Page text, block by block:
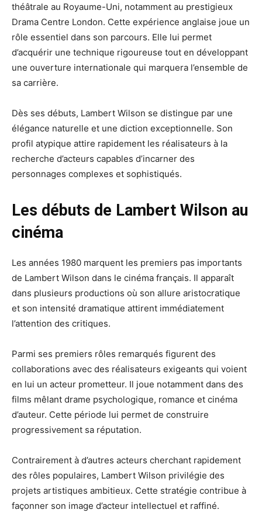
théâtrale au Royaume-Uni, notamment au prestigieux
Drama Centre London. Cette expérience anglaise joue un
rôle essentiel dans son parcours. Elle lui permet
d’acquérir une technique rigoureuse tout en développant
une ouverture internationale qui marquera l’ensemble de
sa carrière.
Dès ses débuts, Lambert Wilson se distingue par une
élégance naturelle et une diction exceptionnelle. Son
profil atypique attire rapidement les réalisateurs à la
recherche d’acteurs capables d’incarner des
personnages complexes et sophistiqués.
Les débuts de Lambert Wilson au
cinéma
Les années 1980 marquent les premiers pas importants
de Lambert Wilson dans le cinéma français. Il apparaît
dans plusieurs productions où son allure aristocratique
et son intensité dramatique attirent immédiatement
l’attention des critiques.
Parmi ses premiers rôles remarqués figurent des
collaborations avec des réalisateurs exigeants qui voient
en lui un acteur prometteur. Il joue notamment dans des
films mêlant drame psychologique, romance et cinéma
d’auteur. Cette période lui permet de construire
progressivement sa réputation.
Contrairement à d’autres acteurs cherchant rapidement
des rôles populaires, Lambert Wilson privilégie des
projets artistiques ambitieux. Cette stratégie contribue à
façonner son image d’acteur intellectuel et raffiné.